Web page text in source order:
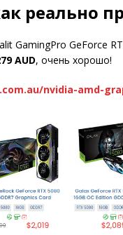
реально
GamingPro GeForce
AUD, очень хорошо!
nvidia-amd-